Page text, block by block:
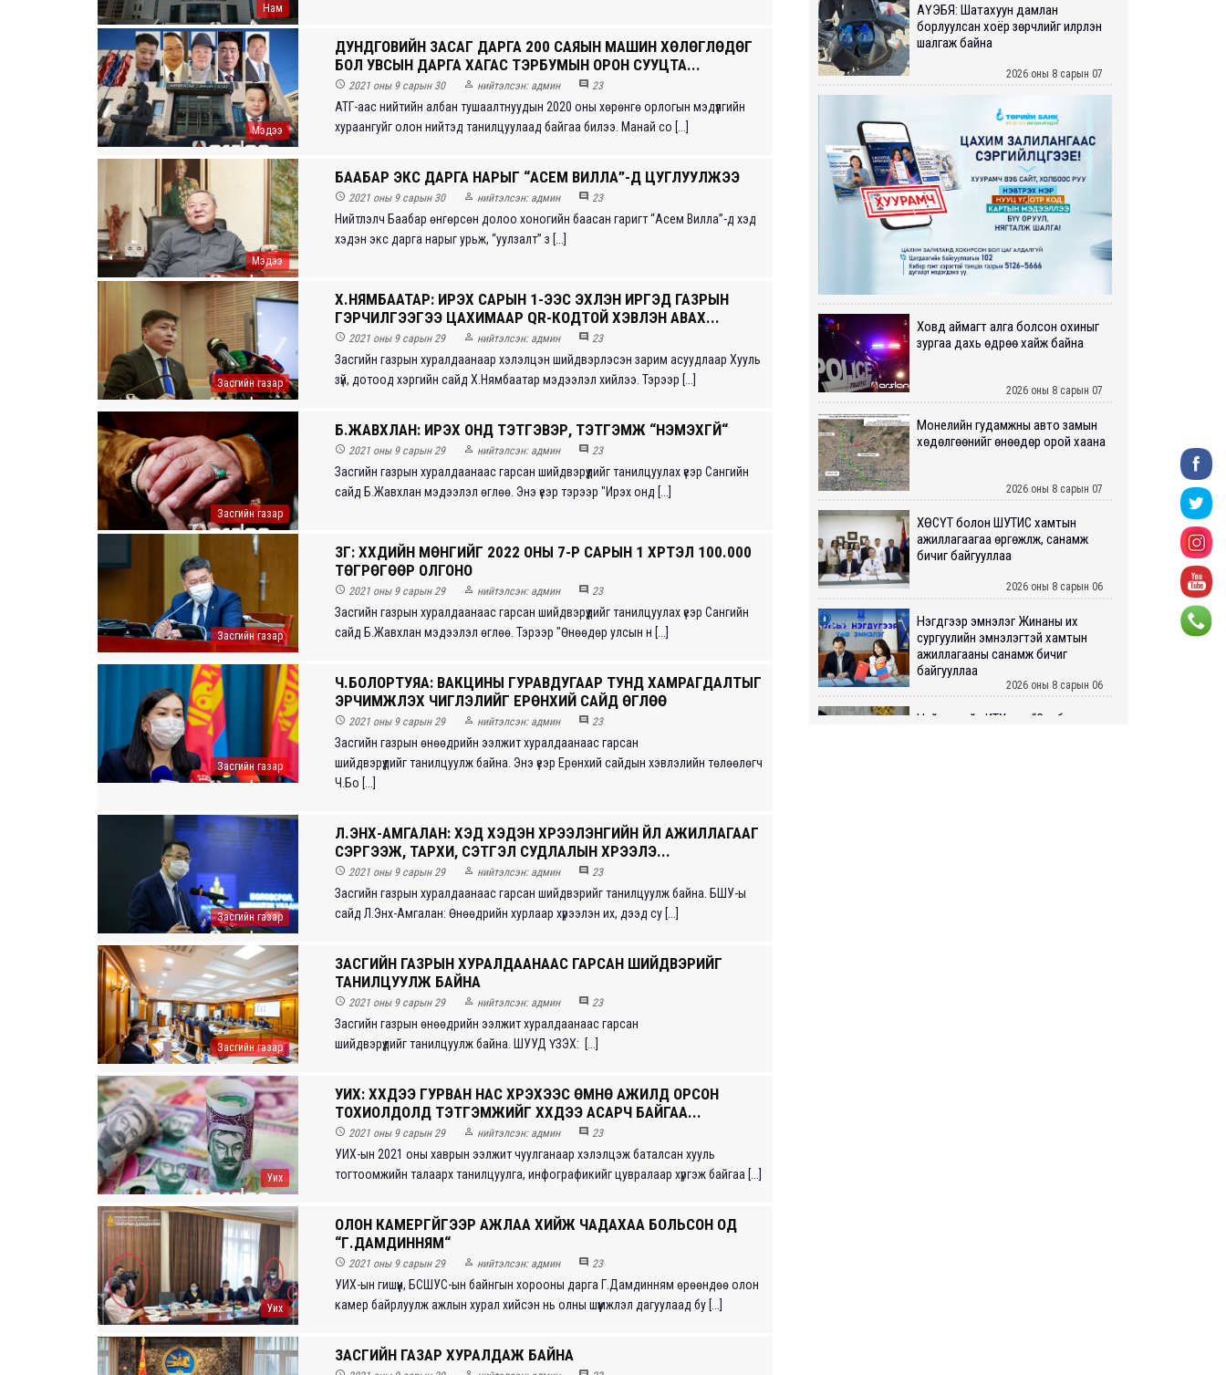
Нам
Мэдээ
ДУНДГОВИЙН ЗАСАГ ДАРГА 200 САЯЫН МАШИН ХӨЛӨГЛӨДӨГ
БОЛ УВСЫН ДАРГА ХАГАС ТЭРБУМЫН ОРОН СУУЦТА...
 2021 оны 9 сарын 30  нийтэлсэн: админ  23
АТГ-аас нийтийн албан тушаалтнуудын 2020 оны хөрөнгө орлогын мэдүүлгийн
хураангуйг олон нийтэд танилцуулаад байгаа билээ. Манай со [...]
Мэдээ
БААБАР ЭКС ДАРГА НАРЫГ “АСЕМ ВИЛЛА”-Д ЦУГЛУУЛЖЭЭ
 2021 оны 9 сарын 30  нийтэлсэн: админ  23
Нийтлэлч Баабар өнгөрсөн долоо хоногийн баасан гаригт “Асем Вилла”-д хэд
хэдэн экс дарга нарыг урьж, “уулзалт” з [...]
Засгийн газар
Х.НЯМБААТАР: ИРЭХ САРЫН 1-ЭЭС ЭХЛЭН ИРГЭД ГАЗРЫН
ГЭРЧИЛГЭЭГЭЭ ЦАХИМААР QR-КОДТОЙ ХЭВЛЭН АВАХ...
 2021 оны 9 сарын 29  нийтэлсэн: админ  23
Засгийн газрын хуралдаанаар хэлэлцэн шийдвэрлэсэн зарим асуудлаар Хууль
зүй, дотоод хэргийн сайд Х.Нямбаатар мэдээлэл хийлээ. Тэрээр [...]
Засгийн газар
Б.ЖАВХЛАН: ИРЭХ ОНД ТЭТГЭВЭР, ТЭТГЭМЖ “НЭМЭХГҮЙ“
 2021 оны 9 сарын 29  нийтэлсэн: админ  23
Засгийн газрын хуралдаанаас гарсан шийдвэрүүдийг танилцуулах үеэр Сангийн
сайд Б.Жавхлан мэдээлэл өглөө. Энэ үеэр тэрээр "Ирэх онд [...]
Засгийн газар
ЗГ: ХҮҮХДИЙН МӨНГИЙГ 2022 ОНЫ 7-Р САРЫН 1 ХҮРТЭЛ 100.000
ТӨГРӨГӨӨР ОЛГОНО
 2021 оны 9 сарын 29  нийтэлсэн: админ  23
Засгийн газрын хуралдаанаас гарсан шийдвэрүүдийг танилцуулах үеэр Сангийн
сайд Б.Жавхлан мэдээлэл өглөө. Тэрээр "Өнөөдөр улсын н [...]
Засгийн газар
Ч.БОЛОРТУЯА: ВАКЦИНЫ ГУРАВДУГААР ТУНД ХАМРАГДАЛТЫГ
ЭРЧИМЖҮҮЛЭХ ЧИГЛЭЛИЙГ ЕРӨНХИЙ САЙД ӨГЛӨӨ
 2021 оны 9 сарын 29  нийтэлсэн: админ  23
Засгийн газрын өнөөдрийн ээлжит хуралдаанаас гарсан
шийдвэрүүдийг танилцуулж байна. Энэ үеэр Ерөнхий сайдын хэвлэлийн төлөөлөгч
Ч.Бо [...]
Засгийн газар
Л.ЭНХ-АМГАЛАН: ХЭД ХЭДЭН ХҮРЭЭЛЭНГИЙН ҮЙЛ АЖИЛЛАГААГ
СЭРГЭЭЖ, ТАРХИ, СЭТГЭЛ СУДЛАЛЫН ХҮРЭЭЛЭ...
 2021 оны 9 сарын 29  нийтэлсэн: админ  23
Засгийн газрын хуралдаанаас гарсан шийдвэрийг танилцуулж байна. БШУ-ы
сайд Л.Энх-Амгалан: Өнөөдрийн хурлаар хүрээлэн их, дээд су [...]
Засгийн газар
ЗАСГИЙН ГАЗРЫН ХУРАЛДААНААС ГАРСАН ШИЙДВЭРИЙГ
ТАНИЛЦУУЛЖ БАЙНА
 2021 оны 9 сарын 29  нийтэлсэн: админ  23
Засгийн газрын өнөөдрийн ээлжит хуралдаанаас гарсан
шийдвэрүүдийг танилцуулж байна. ШУУД ҮЗЭХ: [...]
Уих
УИХ: ХҮҮХДЭЭ ГУРВАН НАС ХҮРЭХЭЭС ӨМНӨ АЖИЛД ОРСОН
ТОХИОЛДОЛД ТЭТГЭМЖИЙГ ХҮҮХДЭЭ АСАРЧ БАЙГАА...
 2021 оны 9 сарын 29  нийтэлсэн: админ  23
УИХ-ын 2021 оны хаврын ээлжит чуулганаар хэлэлцэж баталсан хууль
тогтоомжийн талаарх танилцуулга, инфографикийг цувралаар хүргэж байгаа [...]
Уих
ОЛОН КАМЕРГҮЙГЭЭР АЖЛАА ХИЙЖ ЧАДАХАА БОЛЬСОН ОД
“Г.ДАМДИННЯМ“
 2021 оны 9 сарын 29  нийтэлсэн: админ  23
УИХ-ын гишүүн, БСШУС-ын байнгын хорооны дарга Г.Дамдинням өрөөндөө олон
камер байрлуулж ажлын хурал хийсэн нь олны шүүмжлэл дагуулаад бу [...]
ЗАСГИЙН ГАЗАР ХУРАЛДАЖ БАЙНА
АҮЭБЯ: Шатахуун дамлан
борлуулсан хоёр зөрчлийг илрүүлэн
шалгаж байна
2026 оны 8 сарын 07
Ховд аймагт алга болсон охиныг
зургаа дахь өдрөө хайж байна
2026 оны 8 сарын 07
Монелийн гудамжны авто замын
хөдөлгөөнийг өнөөдөр орой хаана
2026 оны 8 сарын 07
ХӨСҮТ болон ШУТИС хамтын
ажиллагаагаа өргөжүүлж, санамж
бичиг байгууллаа
2026 оны 8 сарын 06
Нэгдүгээр эмнэлэг Жинаны их
сургуулийн эмнэлэгтэй хамтын
ажиллагааны санамж бичиг
байгууллаа
2026 оны 8 сарын 06
Нийслэлийн ИТХ-аар “Сэлбэ